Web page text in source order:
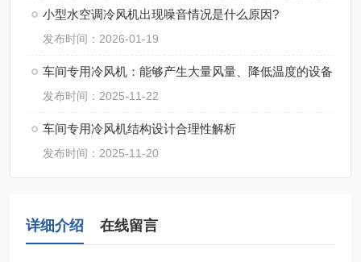
小型水空调冷风机出现噪音情况是什么原因?
发布时间：2026-01-19
车间专用冷风机：能够产生大量风量、降低温度的设备
发布时间：2025-11-22
车间专用冷风机结构设计合理性解析
发布时间：2025-11-20
详细介绍 在线留言